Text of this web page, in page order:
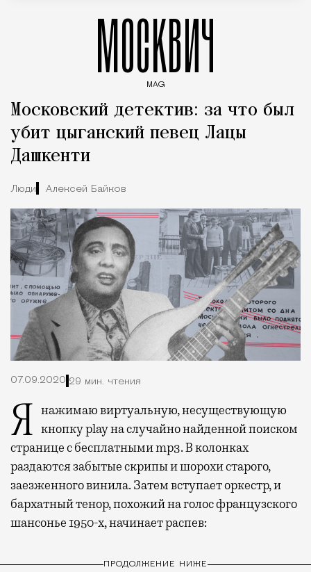
МОСКВИЧ
MAG
Московский детектив: за что был
убит цыганский певец Лацы
Дашкенти
Люди Алексей Байков
07.09.2020 29 мин. чтения
Я нажимаю виртуальную, несуществующую кнопку play на случайно найденной поиском
странице с бесплатными mp3. В колонках
раздаются забытые скрипы и шорохи старого,
заезженного винила. Затем вступает оркестр, и
бархатный тенор, похожий на голос французского
шансонье 1950-х, начинает распев:
ПРОДОЛЖЕНИЕ НИЖЕ